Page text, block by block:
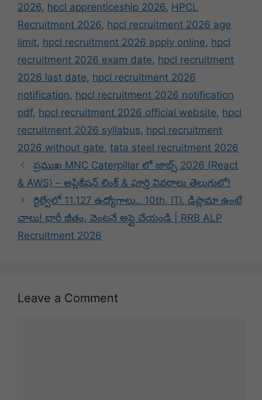
2026, hpcl apprenticeship 2026, HPCL
Recruitment 2026, hpcl recruitment 2026 age
limit, hpcl recruitment 2026 apply online, hpcl
recruitment 2026 exam date, hpcl recruitment
2026 last date, hpcl recruitment 2026
notification, hpcl recruitment 2026 notification
pdf, hpcl recruitment 2026 official website, hpcl
recruitment 2026 syllabus, hpcl recruitment
2026 without gate, tata steel recruitment 2026
ప్రముఖ MNC Caterpillar లో జాబ్స్ 2026 (React
& AWS) – అప్లికేషన్ లింక్ & పూర్తి వివరాలు తెలుగులో!
రైల్వేలో 11,127 ఉద్యోగాలు.. 10th, ITI, డిప్లొమా ఉంటే
చాలు! భారీ జీతం, వెంటనే అప్లై చేయండి | RRB ALP
Recruitment 2026
Leave a Comment